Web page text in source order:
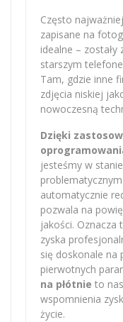
Często
zapisane na
idealne –
starszym
Tam, gdzie inne
zdjęcia niskiej
nowoczesną
Dzięki
jesteśmy w
automatycznie
pozwala na
jakości. Oznacza
zyska
się doskonale na
pierwotnych
na płótnie to
wspomnienia
życie.